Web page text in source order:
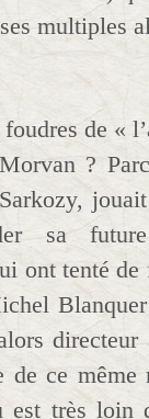
multiples
de «
?
sa
ont tenté de
ce même
très loin